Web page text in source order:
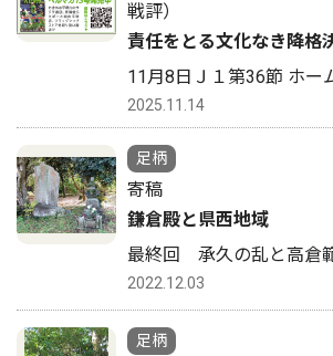
戦評）
責任をとる文化なき降格
11月8日Ｊ１第36節 ホー
2025.11.14
足柄
寄稿
鎌倉殿と県西地域
最終回 承久の乱と高倉
2022.12.03
足柄